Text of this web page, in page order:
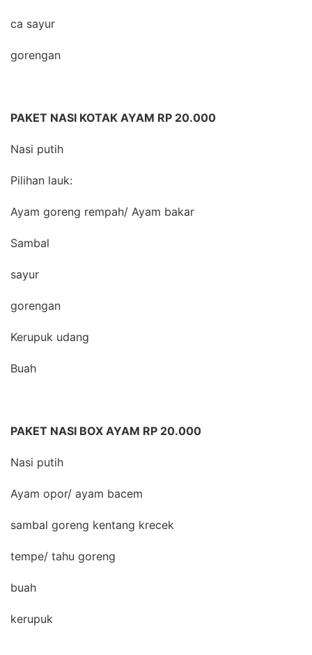
ca sayur
gorengan
PAKET NASI KOTAK AYAM RP 20.000
Nasi putih
Pilihan lauk:
Ayam goreng rempah/ Ayam bakar
Sambal
sayur
gorengan
Kerupuk udang
Buah
PAKET NASI BOX AYAM RP 20.000
Nasi putih
Ayam opor/ ayam bacem
sambal goreng kentang krecek
tempe/ tahu goreng
buah
kerupuk